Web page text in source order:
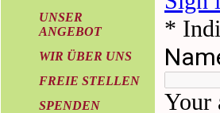
UNSER
ANGEBOT
WIR ÜBER UNS
FREIE STELLEN
SPENDEN